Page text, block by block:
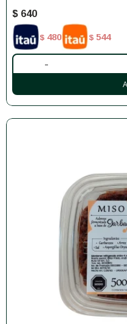
$ 640
$ 480 $ 544
-